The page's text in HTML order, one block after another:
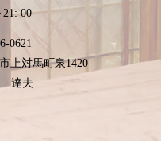
00
0621
上対馬町泉1420
達夫